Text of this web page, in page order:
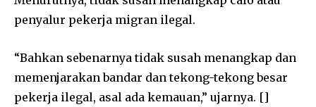
penyalur pekerja migran ilegal.
“Bahkan sebenarnya tidak susah menangkap dan
memenjarakan bandar dan tekong-tekong besar
pekerja ilegal, asal ada kemauan,” ujarnya. []